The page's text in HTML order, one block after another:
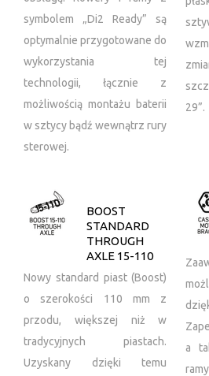
symbolem „Di2 Ready” są
optymalnie przygotowane do
wykorzystania tej
technologii, łącznie z
możliwością montażu baterii
w sztycy bądź wewnątrz rury
sterowej.
29”.
BOOST
STANDARD
THROUGH
AXLE 15-110
Nowy standard piast (Boost)
o szerokości 110 mm z
przodu, większej niż w
tradycyjnych piastach.
Uzyskany dzięki temu
a